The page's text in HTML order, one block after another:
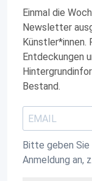
Einmal die
Newsletter
Künstler*innen.
Entdeckungen
Bestand.
Bitte geben Sie
Anmeldung an,